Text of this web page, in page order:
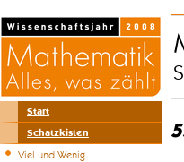
Start
Schatzkisten
Viel und Wenig